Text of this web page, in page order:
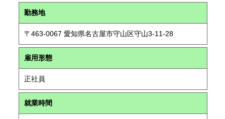
勤務地
〒463-0067 愛知県名古屋市守山区守山3-11-28
雇用形態
正社員
就業時間